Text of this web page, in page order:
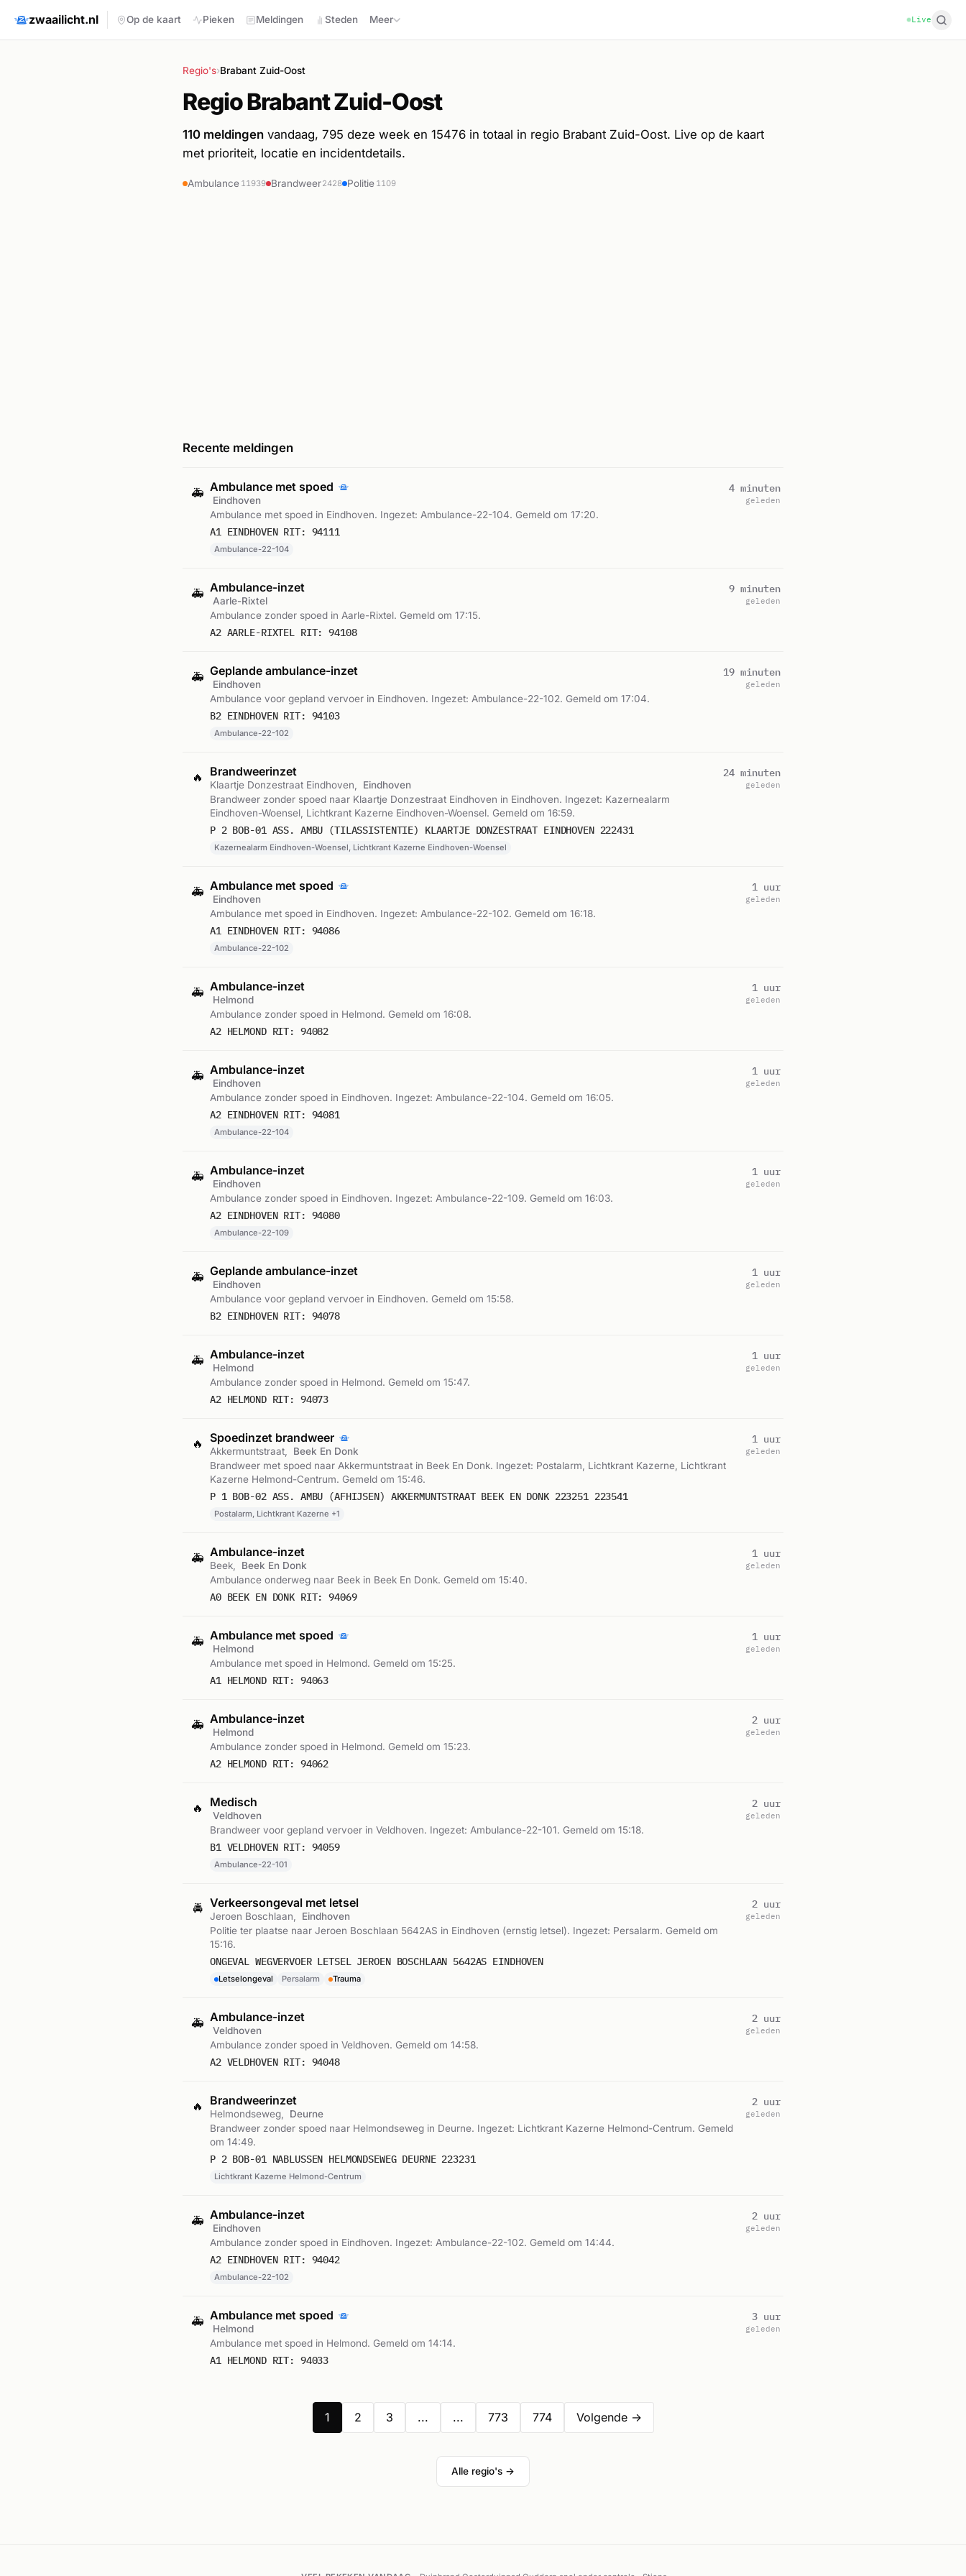
zwaailicht.nl Op de kaart Pieken Meldingen Steden Meer Live
Regio's›Brabant Zuid-Oost
Regio Brabant Zuid-Oost
110 meldingen vandaag, 795 deze week en 15476 in totaal in regio Brabant Zuid-Oost. Live op de kaart
met prioriteit, locatie en incidentdetails.
Ambulance 11939 Brandweer2428 Politie 1109
Recente meldingen
🚑 Ambulance met spoed
Eindhoven
Ambulance met spoed in Eindhoven. Ingezet: Ambulance-22-104. Gemeld om 17:20.
A1 EINDHOVEN RIT: 94111
Ambulance-22-104
4 minuten
geleden
🚑 Ambulance-inzet
Aarle-Rixtel
Ambulance zonder spoed in Aarle-Rixtel. Gemeld om 17:15.
A2 AARLE-RIXTEL RIT: 94108
9 minuten
geleden
🚑 Geplande ambulance-inzet
Eindhoven
Ambulance voor gepland vervoer in Eindhoven. Ingezet: Ambulance-22-102. Gemeld om 17:04.
B2 EINDHOVEN RIT: 94103
Ambulance-22-102
19 minuten
geleden
🔥 Brandweerinzet
Klaartje Donzestraat Eindhoven,
Eindhoven
Brandweer zonder spoed naar Klaartje Donzestraat Eindhoven in Eindhoven. Ingezet: Kazernealarm
Eindhoven-Woensel, Lichtkrant Kazerne Eindhoven-Woensel. Gemeld om 16:59.
P 2 BOB-01 ASS. AMBU (TILASSISTENTIE) KLAARTJE DONZESTRAAT EINDHOVEN 222431
Kazernealarm Eindhoven-Woensel, Lichtkrant Kazerne Eindhoven-Woensel
24 minuten
geleden
🚑 Ambulance met spoed
Eindhoven
Ambulance met spoed in Eindhoven. Ingezet: Ambulance-22-102. Gemeld om 16:18.
A1 EINDHOVEN RIT: 94086
Ambulance-22-102
1 uur
geleden
🚑 Ambulance-inzet
Helmond
Ambulance zonder spoed in Helmond. Gemeld om 16:08.
A2 HELMOND RIT: 94082
1 uur
geleden
🚑 Ambulance-inzet
Eindhoven
Ambulance zonder spoed in Eindhoven. Ingezet: Ambulance-22-104. Gemeld om 16:05.
A2 EINDHOVEN RIT: 94081
Ambulance-22-104
1 uur
geleden
🚑 Ambulance-inzet
Eindhoven
Ambulance zonder spoed in Eindhoven. Ingezet: Ambulance-22-109. Gemeld om 16:03.
A2 EINDHOVEN RIT: 94080
Ambulance-22-109
1 uur
geleden
🚑 Geplande ambulance-inzet
Eindhoven
Ambulance voor gepland vervoer in Eindhoven. Gemeld om 15:58.
B2 EINDHOVEN RIT: 94078
1 uur
geleden
🚑 Ambulance-inzet
Helmond
Ambulance zonder spoed in Helmond. Gemeld om 15:47.
A2 HELMOND RIT: 94073
1 uur
geleden
🔥 Spoedinzet brandweer
Akkermuntstraat,
Beek En Donk
Brandweer met spoed naar Akkermuntstraat in Beek En Donk. Ingezet: Postalarm, Lichtkrant Kazerne, Lichtkrant
Kazerne Helmond-Centrum. Gemeld om 15:46.
P 1 BOB-02 ASS. AMBU (AFHIJSEN) AKKERMUNTSTRAAT BEEK EN DONK 223251 223541
Postalarm, Lichtkrant Kazerne +1
1 uur
geleden
🚑 Ambulance-inzet
Beek,
Beek En Donk
Ambulance onderweg naar Beek in Beek En Donk. Gemeld om 15:40.
A0 BEEK EN DONK RIT: 94069
1 uur
geleden
🚑 Ambulance met spoed
Helmond
Ambulance met spoed in Helmond. Gemeld om 15:25.
A1 HELMOND RIT: 94063
1 uur
geleden
🚑 Ambulance-inzet
Helmond
Ambulance zonder spoed in Helmond. Gemeld om 15:23.
A2 HELMOND RIT: 94062
2 uur
geleden
🔥 Medisch
Veldhoven
Brandweer voor gepland vervoer in Veldhoven. Ingezet: Ambulance-22-101. Gemeld om 15:18.
B1 VELDHOVEN RIT: 94059
Ambulance-22-101
2 uur
geleden
🚔 Verkeersongeval met letsel
Jeroen Boschlaan,
Eindhoven
Politie ter plaatse naar Jeroen Boschlaan 5642AS in Eindhoven (ernstig letsel). Ingezet: Persalarm. Gemeld om
15:16.
ONGEVAL WEGVERVOER LETSEL JEROEN BOSCHLAAN 5642AS EINDHOVEN
Letselongeval Persalarm Trauma
2 uur
geleden
🚑 Ambulance-inzet
Veldhoven
Ambulance zonder spoed in Veldhoven. Gemeld om 14:58.
A2 VELDHOVEN RIT: 94048
2 uur
geleden
🔥 Brandweerinzet
Helmondseweg,
Deurne
Brandweer zonder spoed naar Helmondseweg in Deurne. Ingezet: Lichtkrant Kazerne Helmond-Centrum. Gemeld
om 14:49.
P 2 BOB-01 NABLUSSEN HELMONDSEWEG DEURNE 223231
Lichtkrant Kazerne Helmond-Centrum
2 uur
geleden
🚑 Ambulance-inzet
Eindhoven
Ambulance zonder spoed in Eindhoven. Ingezet: Ambulance-22-102. Gemeld om 14:44.
A2 EINDHOVEN RIT: 94042
Ambulance-22-102
2 uur
geleden
🚑 Ambulance met spoed
Helmond
Ambulance met spoed in Helmond. Gemeld om 14:14.
A1 HELMOND RIT: 94033
3 uur
geleden
1 2 3 ... ... 773 774 Volgende →
Alle regio's →